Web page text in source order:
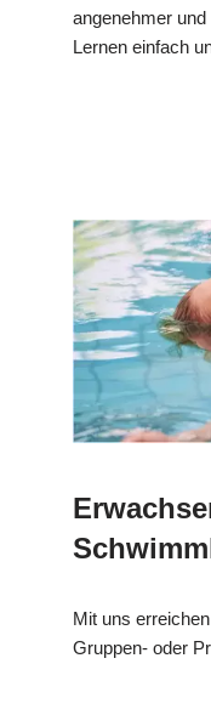
angenehmer
Lernen einfach
Mit uns
Gruppen- oder